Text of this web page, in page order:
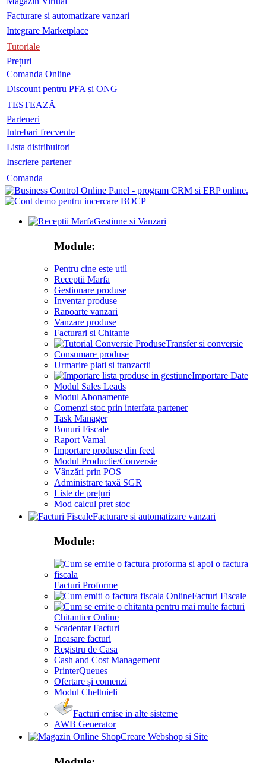
Facturare si automatizare vanzari
Integrare Marketplace
Tutoriale
Prețuri
Comanda Online
Discount pentru PFA și ONG
TESTEAZĂ
Parteneri
Intrebari frecvente
Lista distribuitori
Inscriere partener
Comanda
Gestiune si Vanzari
Module:
Pentru cine este util
Receptii Marfa
Gestionare produse
Inventar produse
Rapoarte vanzari
Vanzare produse
Facturari si Chitante
Transfer si conversie
Consumare produse
Urmarire plati si tranzactii
Importare Date
Modul Sales Leads
Modul Abonamente
Comenzi stoc prin interfata partener
Task Manager
Bonuri Fiscale
Raport Vamal
Importare produse din feed
Modul Productie/Conversie
Vânzări prin POS
Administrare taxă SGR
Liste de prețuri
Mod calcul pret stoc
Facturare si automatizare vanzari
Module:
Facturi Proforme
Facturi Fiscale
Chitantier Online
Scadentar Facturi
Incasare facturi
Registru de Casa
Cash and Cost Management
PrinterQueues
Ofertare și comenzi
Modul Cheltuieli
Facturi emise in alte sisteme
AWB Generator
Creare Webshop si Site